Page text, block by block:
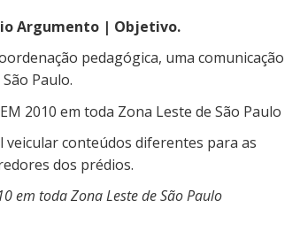
Argumento | Objetivo.
pedagógica, uma comunicação
Paulo.
veicular conteúdos diferentes para as
dos prédios.
em toda Zona Leste de São Paulo